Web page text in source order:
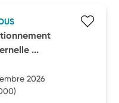
...
2026